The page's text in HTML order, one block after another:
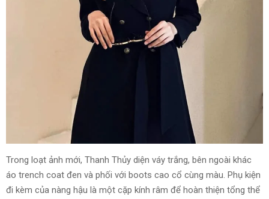
Trong loạt ảnh mới, Thanh Thủy diện váy trắng, bên ngoài khác
áo trench coat đen và phối với boots cao cổ cùng màu. Phụ kiện
đi kèm của nàng hậu là một cặp kính râm để hoàn thiện tổng thể